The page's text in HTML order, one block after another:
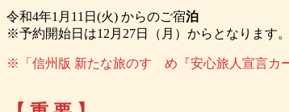
令和4年1月11日(火) からのご宿泊
※予約開始日は12月27日（月）からとなります。
※「信州版 新たな旅のすゝめ『安心旅人宣言カ